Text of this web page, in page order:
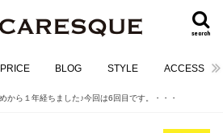
search
PRICE BLOG STYLE ACCESS
から１年経ちました♪今回は6回目です。・・・